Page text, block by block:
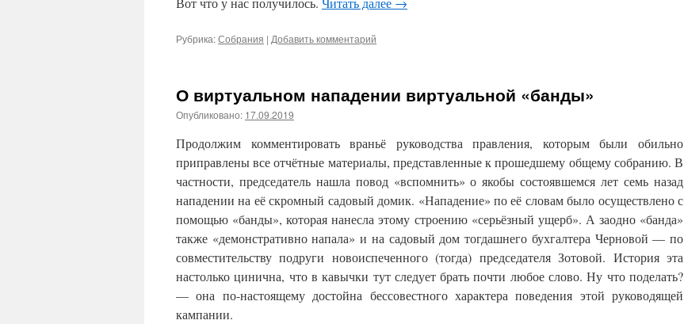
Рубрика:Собрания | Добавить комментарий
О виртуальном нападении виртуальной «банды»
Опубликовано: 17.09.2019
Продолжим комментировать враньё руководства правления, которым были обильно
приправлены все отчётные материалы, представленные к прошедшему общему собранию. В
частности, председатель нашла повод «вспомнить» о якобы состоявшемся лет семь назад
нападении на её скромный садовый домик. «Нападение» по её словам было осуществлено с
помощью «банды», которая нанесла этому строению «серьёзный ущерб». А заодно «банда»
также «демонстративно напала» и на садовый дом тогдашнего бухгалтера Черновой — по
совместительству подруги новоиспеченного (тогда) председателя Зотовой. История эта
настолько цинична, что в кавычки тут следует брать почти любое слово. Ну что поделать?
— она по-настоящему достойна бессовестного характера поведения этой руководящей
кампании.